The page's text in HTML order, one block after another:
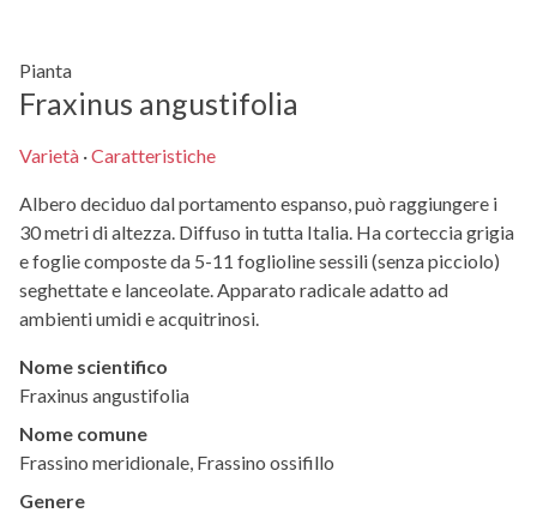
Pianta
Fraxinus angustifolia
Varietà ·Caratteristiche
Albero deciduo dal portamento espanso, può raggiungere i
30 metri di altezza. Diffuso in tutta Italia. Ha corteccia grigia
e foglie composte da 5-11 foglioline sessili (senza picciolo)
seghettate e lanceolate. Apparato radicale adatto ad
ambienti umidi e acquitrinosi.
Nome scientifico
Fraxinus angustifolia
Nome comune
Frassino meridionale, Frassino ossifillo
Genere